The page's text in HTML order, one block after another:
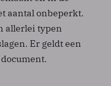
aantal onbeperkt.
allerlei typen
Er geldt een